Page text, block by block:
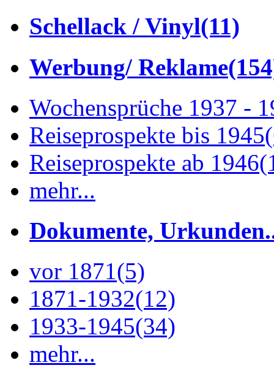
Schellack / Vinyl(11)
Werbung/ Reklame
Wochensprüche 1937 -
Reiseprospekte bis 1945
Reiseprospekte ab 1946
mehr...
Dokumente,
vor 1871(5)
1871-1932(12)
1933-1945(34)
mehr...